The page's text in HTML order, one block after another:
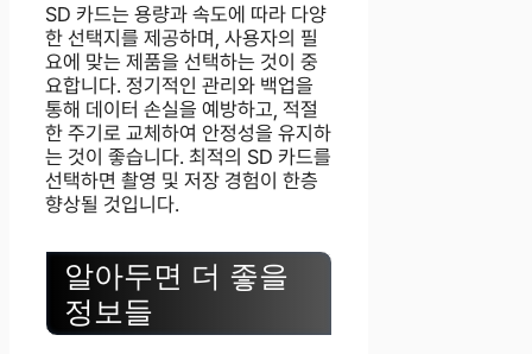
SD 카드는 용량과 속도에 따라 다양
한 선택지를 제공하며, 사용자의 필
요에 맞는 제품을 선택하는 것이 중
요합니다. 정기적인 관리와 백업을
통해 데이터 손실을 예방하고, 적절
한 주기로 교체하여 안정성을 유지하
는 것이 좋습니다. 최적의 SD 카드를
선택하면 촬영 및 저장 경험이 한층
향상될 것입니다.
알아두면 더 좋을
정보들